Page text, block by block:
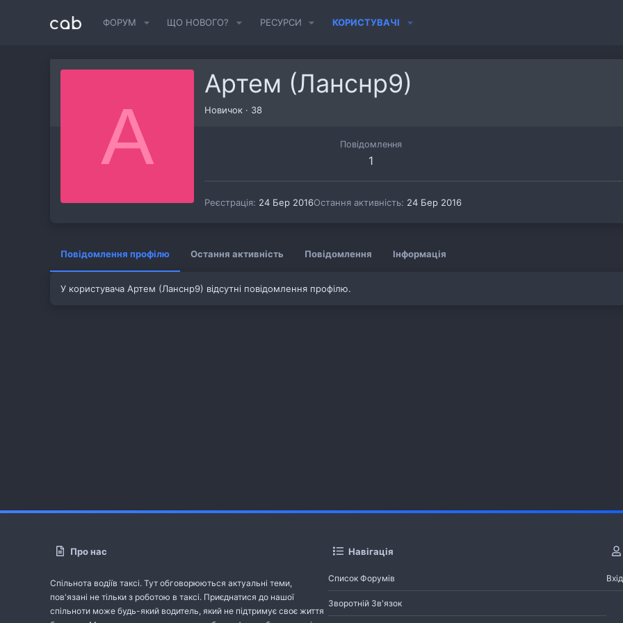
ФОРУМ ЩО НОВОГО? РЕСУРСИ КОРИСТУВАЧІ
А
Артем (Ланснр9)
Новичок · 38
Повідомлення
1
Реєстрація 24 Бер 2016Остання активність 24 Бер 2016
Повідомлення профілю Остання активність Повідомлення Інформація
У користувача Артем (Ланснр9) відсутні повідомлення профілю.
Про нас
Спільнота водіїв таксі. Тут обговорюються актуальні теми,
пов'язані не тільки з роботою в таксі. Приєднатися до нашої
спільноти може будь-який водитель, який не підтримує своє життя
Навігація
Список Форумів
Зворотній Зв'язок
Вхід